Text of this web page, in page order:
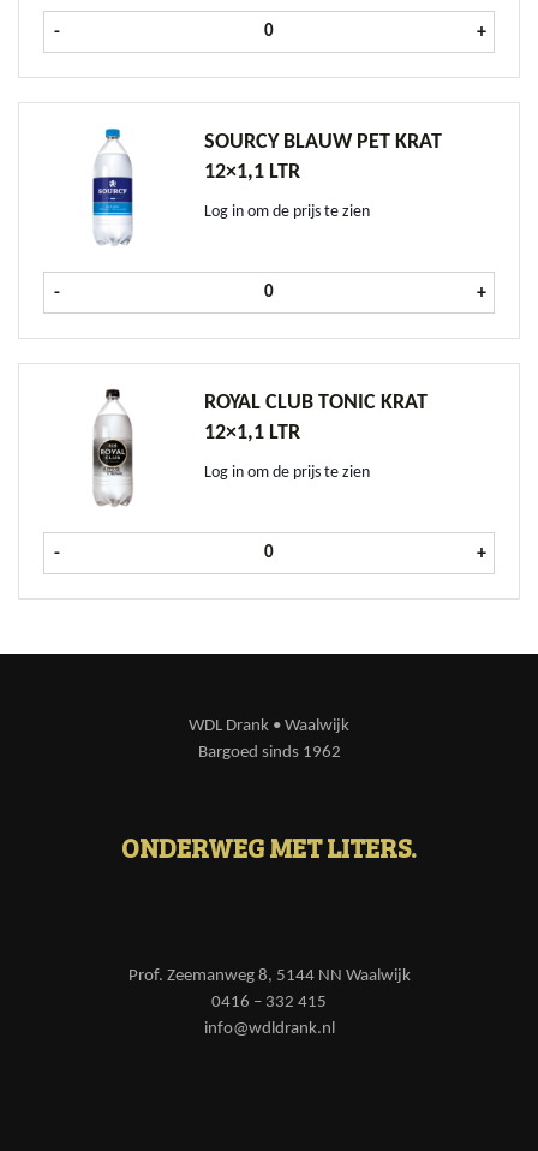
- Royal Club Cassis krat 12x1,1 ltr
+
SOURCY BLAUW PET KRAT
12×1,1 LTR
Log in om de prijs te zien
- Sourcy Blauw PET krat 12x1,1 ltr
+
ROYAL CLUB TONIC KRAT
12×1,1 LTR
Log in om de prijs te zien
- Royal Club Tonic krat 12x1,1 ltr
+
WDL Drank • Waalwijk
Bargoed sinds 1962
ONDERWEG MET LITERS.
Prof. Zeemanweg 8, 5144 NN Waalwijk
0416 – 332 415
info@wdldrank.nl